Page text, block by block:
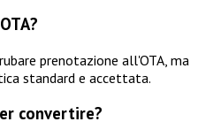
prenotazione all'OTA, ma
standard e accettata.
convertire?